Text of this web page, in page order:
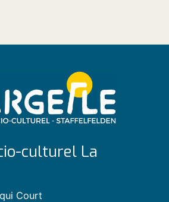
culturel La
qui Court